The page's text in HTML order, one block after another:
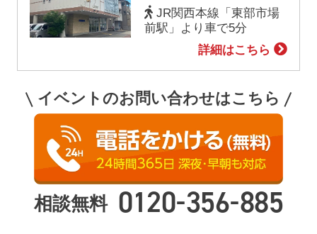
JR関西本線「東部市場
前駅」より車で5分
詳細はこちら
イベントのお問い合わせはこちら
相談無料 0120-356-885